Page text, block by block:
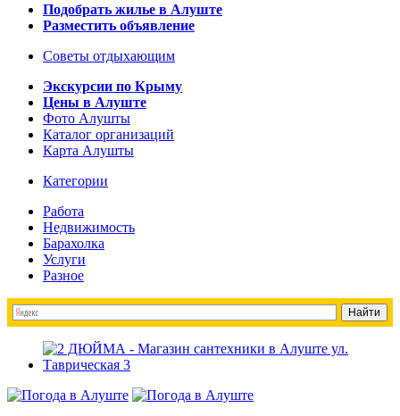
Подобрать жилье в Алуште
Разместить объявление
Советы отдыхающим
Экскурсии по Крыму
Цены в Алуште
Фото Алушты
Каталог организаций
Карта Алушты
Категории
Работа
Недвижимость
Барахолка
Услуги
Разное